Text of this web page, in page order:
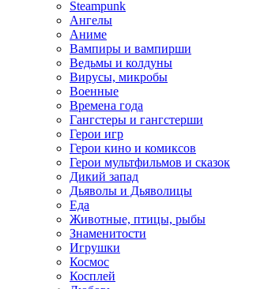
Steampunk
Ангелы
Аниме
Вампиры и вампирши
Ведьмы и колдуны
Вирусы, микробы
Военные
Времена года
Гангстеры и гангстерши
Герои игр
Герои кино и комиксов
Герои мультфильмов и сказок
Дикий запад
Дьяволы и Дьяволицы
Еда
Животные, птицы, рыбы
Знаменитости
Игрушки
Космос
Косплей